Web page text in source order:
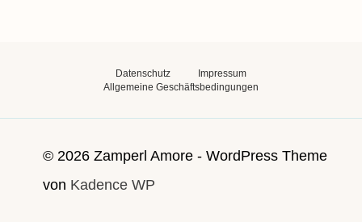
Datenschutz
Impressum
Allgemeine Geschäftsbedingungen
© 2026 Zamperl Amore - WordPress Theme
von Kadence WP